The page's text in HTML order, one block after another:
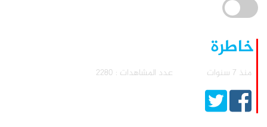
خاطرة
منذ 7 سنوات عدد المشاهدات : 2280